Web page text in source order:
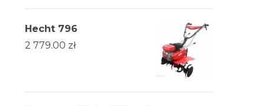
Hecht 796
2 779.00 zł